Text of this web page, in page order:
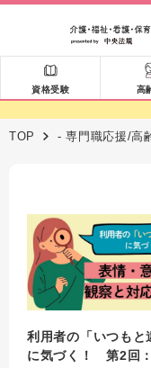
資格受験 高
TOP - 専門職応援/高
利用者の「いつもと
に気づく！ 第2回